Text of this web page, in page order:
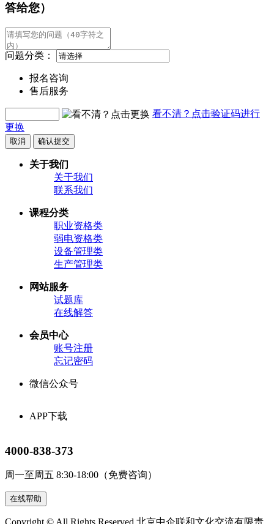
答给您）
问题分类：
报名咨询
售后服务
看不清？点击验证码进行
更换
取消 确认提交
关于我们
关于我们
联系我们
课程分类
职业资格类
弱电资格类
设备管理类
生产管理类
网站服务
试题库
在线解答
会员中心
账号注册
忘记密码
微信公众号
APP下载
4000-838-373
周一至周五 8:30-18:00（免费咨询）
在线帮助